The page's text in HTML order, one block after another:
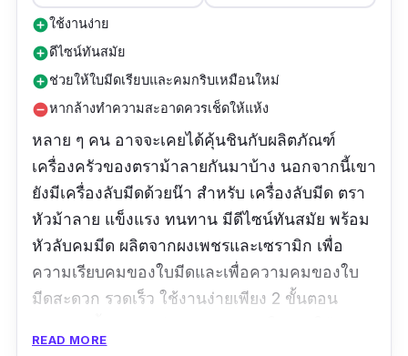
add_circleใช้งานง่าย
add_circleดีไซน์ทันสมัย
add_circleช่วยให้ใบมีดเรียบและคมกริบเหมือนใหม่
remove_circleหากล้างทำความสะอาดควรเช็ดให้แห้ง
หลาย ๆ คน อาจจะเคยได้คุ้นชินกับผลิตภัณฑ์
เครื่องครัวของตราม้าลายกันมาบ้าง นอกจากนี้เขา
ยังมีเครื่องลับมีดด้วยน๊า สำหรับ เครื่องลับมีด ตรา
หัวม้าลาย แข็งแรง ทนทาน มีดีไซน์ทันสมัย พร้อม
หัวลับคมมีด ผลิตจากผงเพชรและเซรามิก เพื่อ
ความเรียบคมของใบมีดและเพื่อความคมของใบ
มีดสะดวก รวดเร็ว ใช้งานง่ายเพียง 2 ขั้นตอน
ด้วย ด้วยแผ่นกันลื่น ที่มีคุณสมบัติยึดเกาะพื้นผิวได้
READ MORE